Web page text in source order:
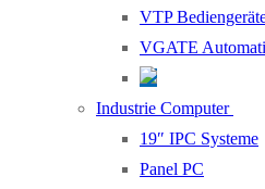
VTP
VGATE
Industrie Computer
19″ IPC Systeme
Panel PC